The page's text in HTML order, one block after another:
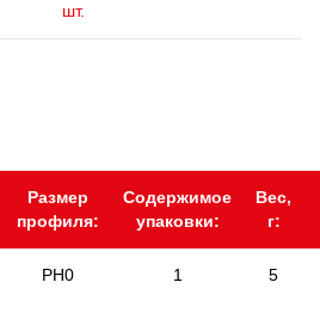
шт.
Размер
профиля:
Содержимое
упаковки:
Вес,
г:
PH0 1 5